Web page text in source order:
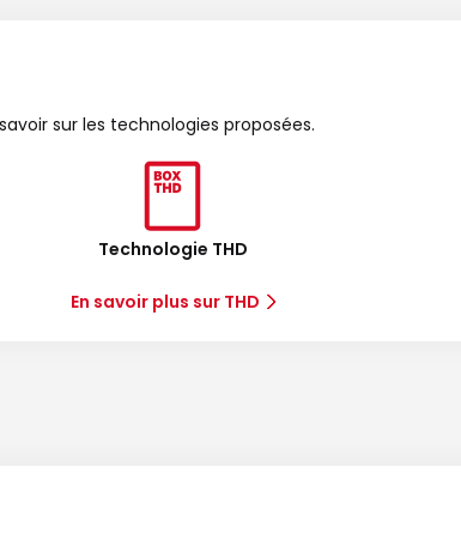
sur les technologies proposées.
Technologie THD
En savoir plus sur THD